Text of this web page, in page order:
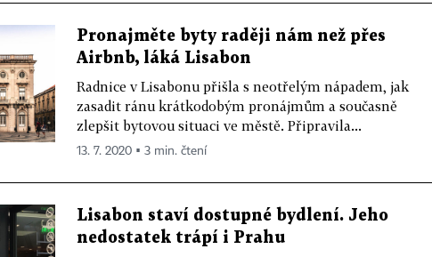
Pronajměte byty raději nám než přes
Airbnb, láká Lisabon
Radnice v Lisabonu přišla s neotřelým nápadem, jak
zasadit ránu krátkodobým pronájmům a současně
zlepšit bytovou situaci ve městě. Připravila...
13. 7. 2020 ▪ 3 min. čtení
Lisabon staví dostupné bydlení. Jeho
nedostatek trápí i Prahu